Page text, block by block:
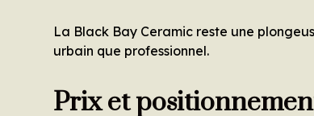
La Black Bay Ceramic reste une
urbain que professionnel.
Prix et